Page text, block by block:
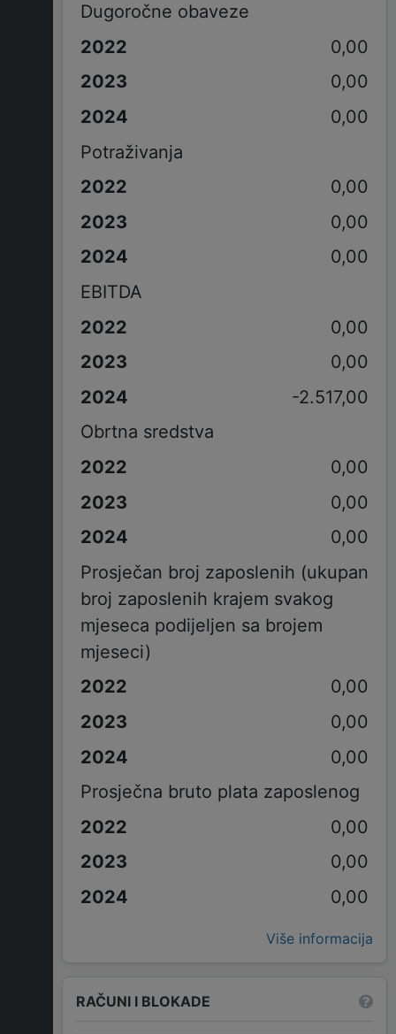
Dugoročne obaveze
0,00
0,00
0,00
Potraživanja
0,00
0,00
0,00
EBITDA
0,00
0,00
-2.517,00
Obrtna sredstva
0,00
0,00
0,00
Prosječan broj zaposlenih (ukupan
broj zaposlenih krajem svakog
mjeseca podijeljen sa brojem
mjeseci)
0,00
0,00
0,00
Prosječna bruto plata zaposlenog
0,00
0,00
0,00
Više informacija
RAČUNI I BLOKADE